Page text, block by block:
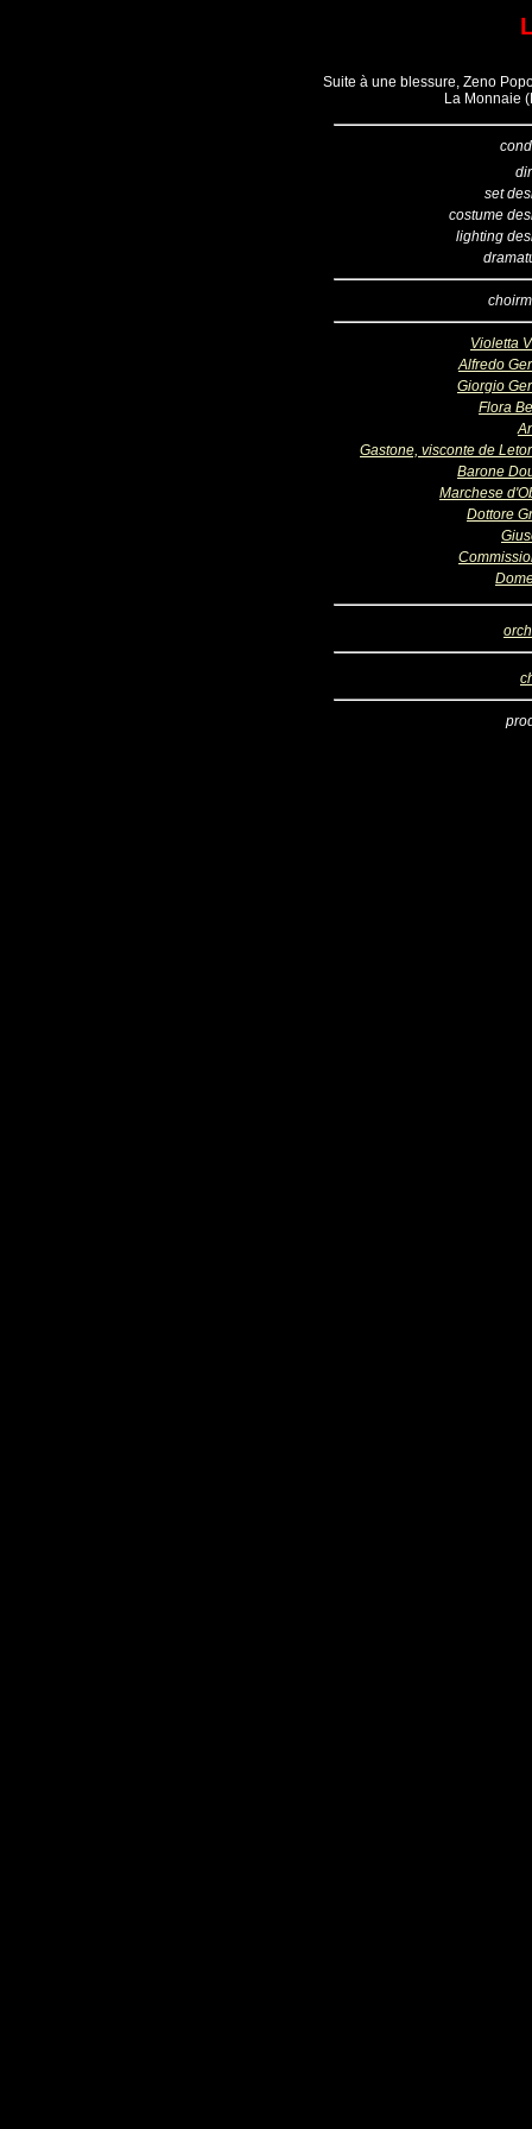
Suite à une blessure, Zeno
La Monnaie
set
costume
lighting
Violetta
Alfredo
Giorgio
Flora
Gastone, visconte de
Barone
Marchese
Dottore